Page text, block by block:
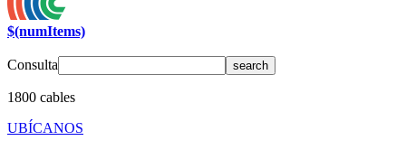
$(numItems)
Consulta
1800 cables
UBÍCANOS